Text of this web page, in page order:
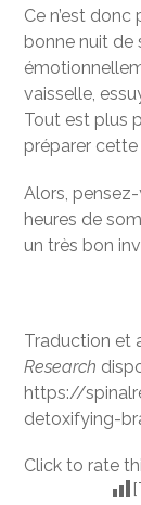
Ce n’est
bonne nuit de
vaisselle,
Tout est plus
préparer
Alors,
heures de
un très bon
Traduction et
Research
https://
detoxifying-
Click to rate